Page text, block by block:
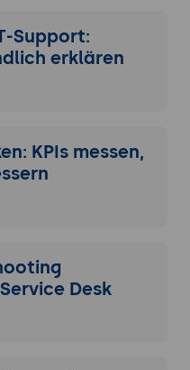
Support:
erklären
KPIs messen,
Desk